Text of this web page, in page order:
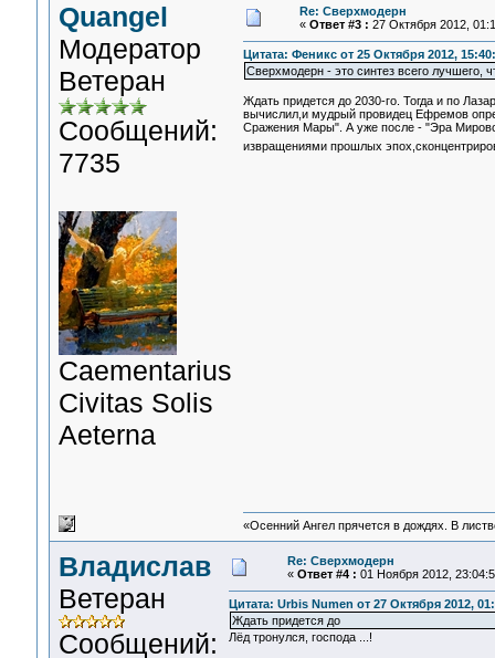
Quangel
Модератор
Ветеран
Сообщений:
7735
Сaementarius
Civitas Solis
Aeterna
Re: Сверхмодерн
« Ответ #3 : 27 Октября 2012,
Цитата: Феникс от 25 Октября 2012,
Сверхмодерн - это синтез всего лучшего,
Ждать придется до 2030-го. Тогда и по
вычислил,и мудрый провидец Ефремов
Сражения Мары". А уже после - "Эра
извращениями прошлых
«Осенний Ангел прячется в дождях. В
Владислав
Ветеран
Сообщений:
Re: Сверхмодерн
« Ответ #4 : 01 Ноября 2012,
Цитата: Urbis Numen от 27 Октября 2012,
Ждать придется до
Лёд тронулся, господа ...!